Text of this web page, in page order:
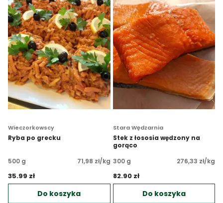
Wieczorkowscy
Ryba po grecku
500 g 71,98 zł/kg
35.99 zł
Do koszyka
Stara Wędzarnia
Stek z łososia wędzony na
gorąco
300 g
276,33 zł/kg
82.90 zł
Do koszyka